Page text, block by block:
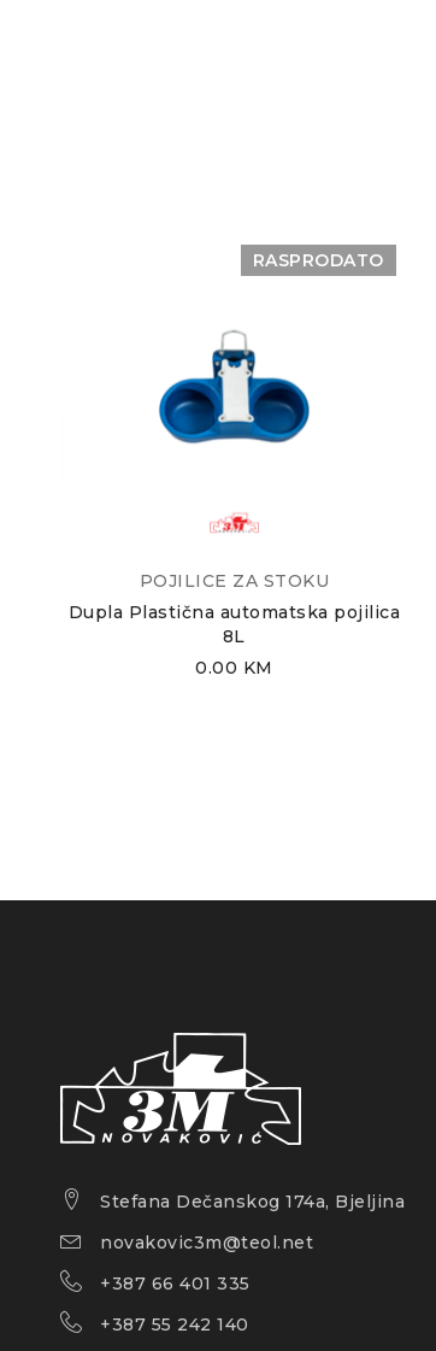
RASPRODATO
POJILICE ZA STOKU
Dupla Plastična automatska pojilica
8L
0.00 KM
Stefana Dečanskog 174a, Bjeljina
novakovic3m@teol.net
+387 66 401 335
+387 55 242 140